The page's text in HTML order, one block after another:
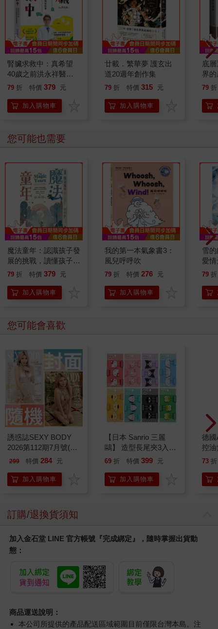
腎臟求救中：真希望
40歲之前洪永祥醫師
就告訴我這些事
79 折 特價 379 元
加入購物車
廿載．繁華夢 護玄出
道20週年創作集
79 折 特價 315 元
加入購物車
底
界
79 折
您可能也需要
魔法童年：認識孩子發
展的挑戰，讀懂孩子內
心的成長魔法
79 折 特價 379 元
加入購物車
我的第一本氣象書3：
風兒呼呼吹
79 折 特價 276 元
加入購物車
雪
愛情
加
79 折
您可能會喜歡
誘惑誌SEXY BODY
2026第112期7月號(兩
款封面-不挑款隨機出
299 特價 284 元
加入購物車
【日本 Sanrio 三麗
鷗】 造型長尾夾3入組
(8款可選) 凱蒂貓 Hello
企鵝
69 折 特價 399 元
加入購物車
德國
控
凝露
調
滋
73 折
訂購/退換貨須知
加入金石堂 LINE 官方帳號『完成綁定』，隨時掌握出貨動
態：
商品運送說明：
本公司所提供的產品配送區域範圍目前僅限台灣本島。注